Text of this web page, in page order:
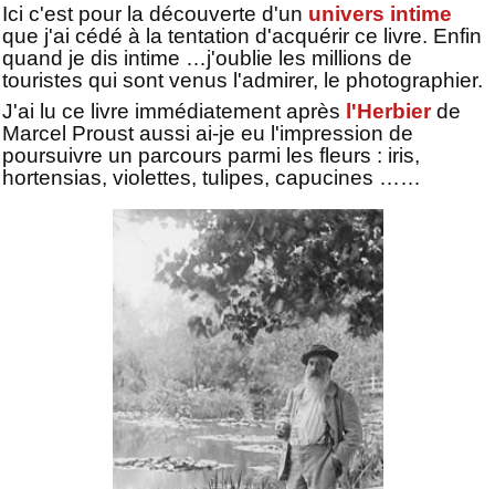
Ici c'est pour la découverte d'un univers intime
que j'ai cédé à la tentation d'acquérir ce livre. Enfin
quand je dis intime …j'oublie les millions de
touristes qui sont venus l'admirer, le photographier.
J'ai lu ce livre immédiatement après l'Herbierde
Marcel Proust aussi ai-je eu l'impression de
poursuivre un parcours parmi les fleurs : iris,
hortensias, violettes, tulipes, capucines ……